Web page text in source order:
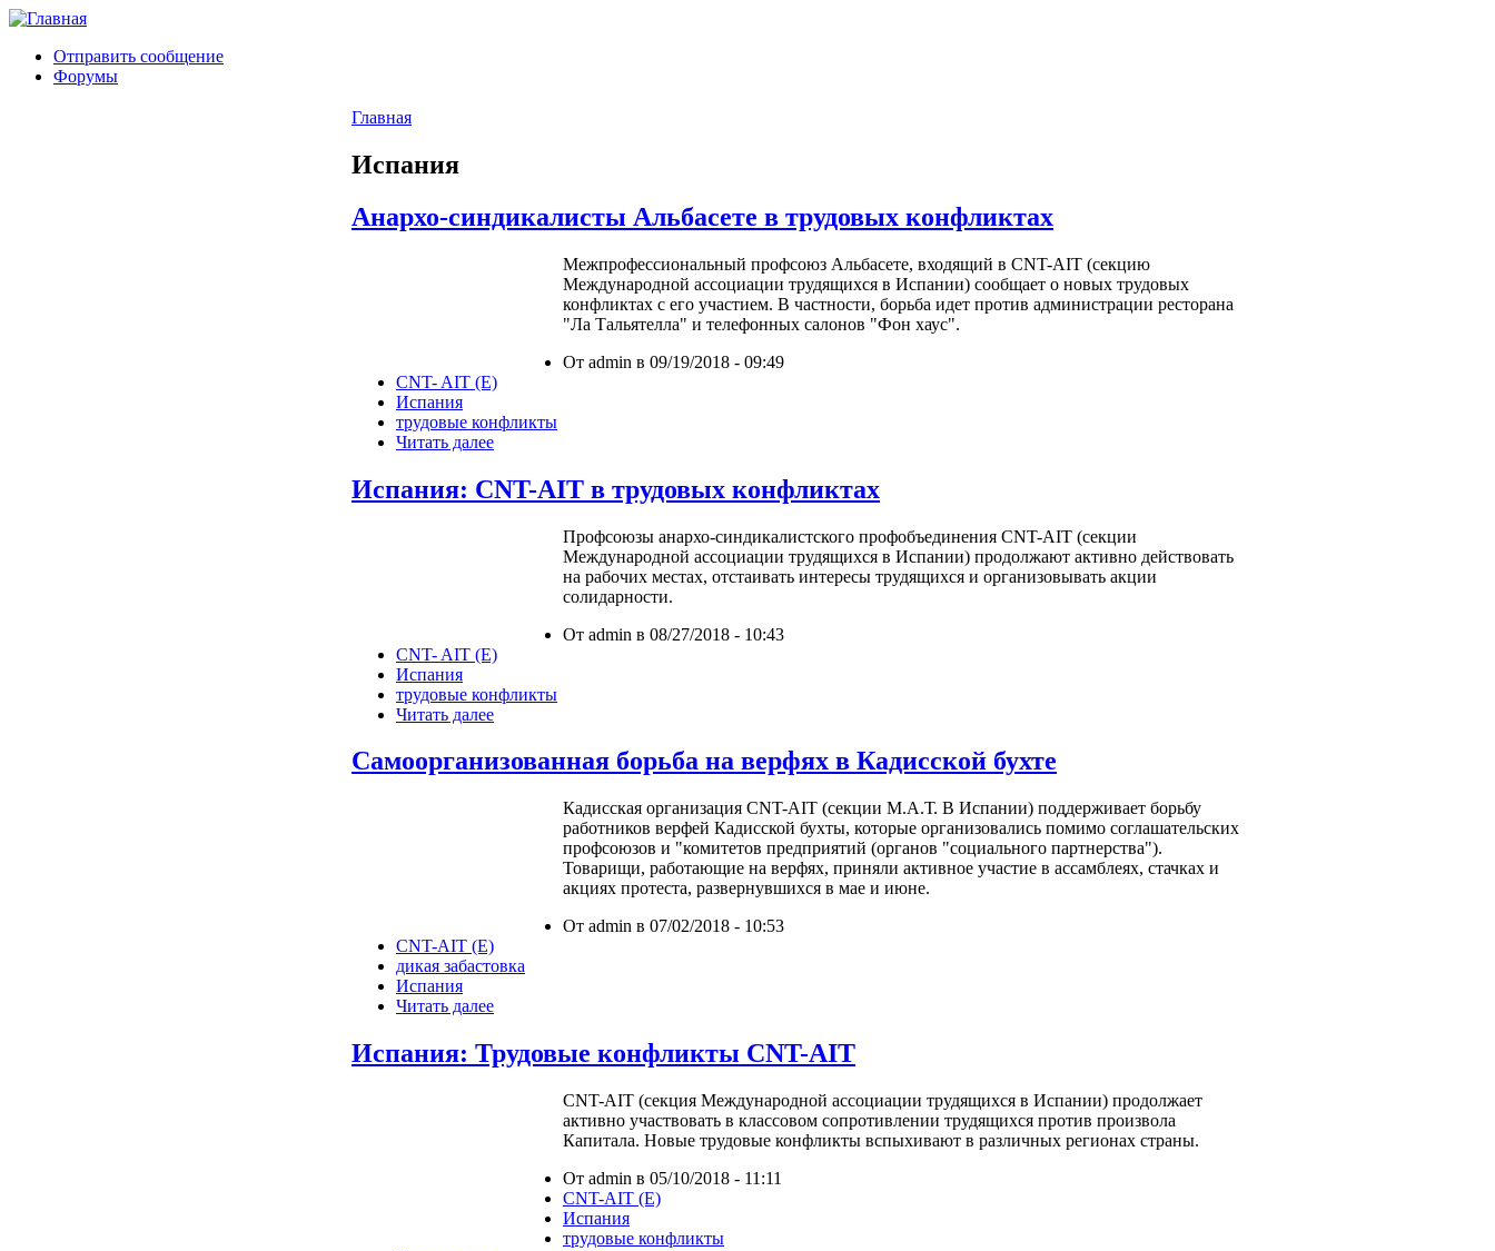
Отправить сообщение
Форумы
Главная
Испания
Анархо-синдикалисты Альбасете в трудовых конфликтах
Межпрофессиональный профсоюз Альбасете, входящий в CNT-AIT (секцию
Международной ассоциации трудящихся в Испании) сообщает о новых трудовых
конфликтах с его участием. В частности, борьба идет против администрации ресторана
"Ла Тальятелла" и телефонных салонов "Фон хаус".
От admin в 09/19/2018 - 09:49
CNT- AIT (E)
Испания
трудовые конфликты
Читать далее
Испания: CNT-AIT в трудовых конфликтах
Профсоюзы анархо-синдикалистского профобъединения CNT-AIT (секции
Международной ассоциации трудящихся в Испании) продолжают активно действовать
на рабочих местах, отстаивать интересы трудящихся и организовывать акции
солидарности.
От admin в 08/27/2018 - 10:43
CNT- AIT (E)
Испания
трудовые конфликты
Читать далее
Самоорганизованная борьба на верфях в Кадисской бухте
Кадисская организация CNT-AIT (секции М.А.Т. В Испании) поддерживает борьбу
работников верфей Кадисской бухты, которые организовались помимо соглашательских
профсоюзов и "комитетов предприятий (органов "социального партнерства").
Товарищи, работающие на верфях, приняли активное участие в ассамблеях, стачках и
акциях протеста, развернувшихся в мае и июне.
От admin в 07/02/2018 - 10:53
CNT-AIT (E)
дикая забастовка
Испания
Читать далее
Испания: Трудовые конфликты CNT-AIT
CNT-AIT (секция Международной ассоциации трудящихся в Испании) продолжает
активно участвовать в классовом сопротивлении трудящихся против произвола
Капитала. Новые трудовые конфликты вспыхивают в различных регионах страны.
От admin в 05/10/2018 - 11:11
CNT-AIT (E)
Испания
трудовые конфликты